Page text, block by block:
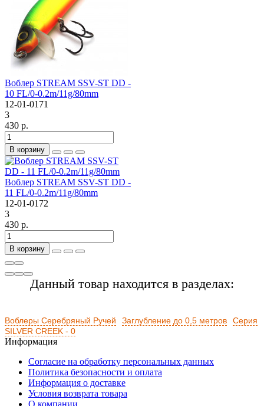
Воблер STREAM SSV-ST DD -
10 FL/0-0.2m/11g/80mm
12-01-0171
3
430 р.
В корзину
Воблер STREAM SSV-ST DD -
11 FL/0-0.2m/11g/80mm
12-01-0172
3
430 р.
В корзину
Данный товар находится в разделах:
Воблеры Серебряный Ручей Заглубление до 0,5 метров
Серия
SILVER CREEK - 0
Информация
Согласие на обработку персональных данных
Политика безопасности и оплата
Информация о доставке
Условия возврата товара
О компании